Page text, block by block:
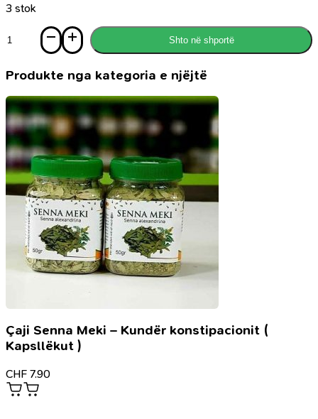
3 stok
Sekrete
ruajtura
Shto në shportë
Produkte nga kategoria e njëjtë
Çaji Senna Meki – Kundër konstipacionit (
Kapsllëkut )
CHF 7.90